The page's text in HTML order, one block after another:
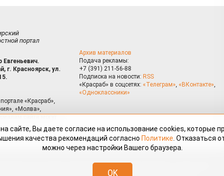
портал
г. Красноярск, ул.
«Красраб»,
«Молва»,
сайта могут
Архив материалов
Подача рекламы:
+7 (391) 211-56-88
Подписка на новости: RSS
«Красраб» в соцсетях: «Телеграм», «ВКонтакте»,
«Одноклассники»
на портале «Красраб.ру» сотрудниками редакции, нештатными
права. Полное или частичное использование материалов,
сайте, Вы даете согласие на использование cookies, которые
качества рекомендаций согласно Политике . Отказаться
можно через настройки Вашего браузера.
OK